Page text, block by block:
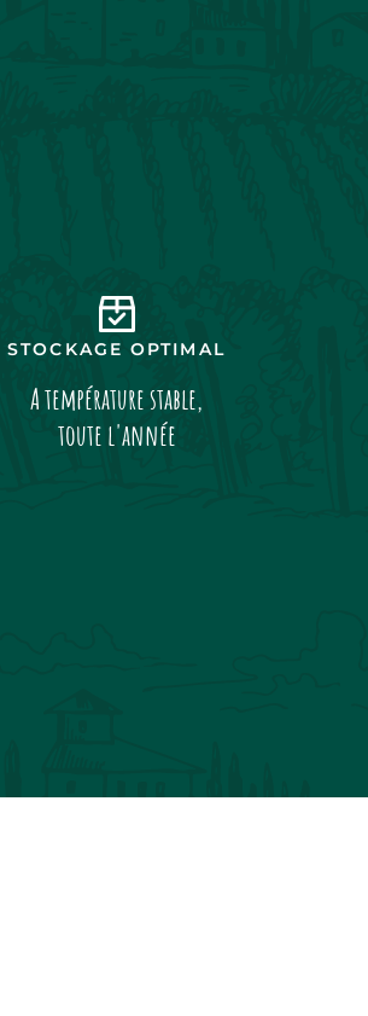
STOCKAGE OPTIMAL
A température stable,
toute l'année